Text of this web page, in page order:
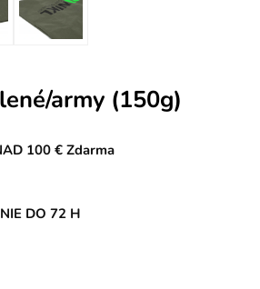
army (150g)
100 € Zdarma
DO 72 H